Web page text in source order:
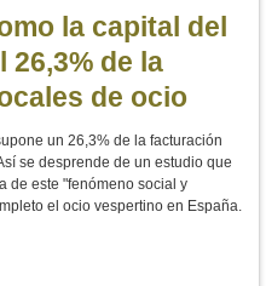
la capital del
26,3% de la
de ocio
un 26,3% de la facturación
se desprende de un estudio que
de este "fenómeno social y
el ocio vespertino en España.